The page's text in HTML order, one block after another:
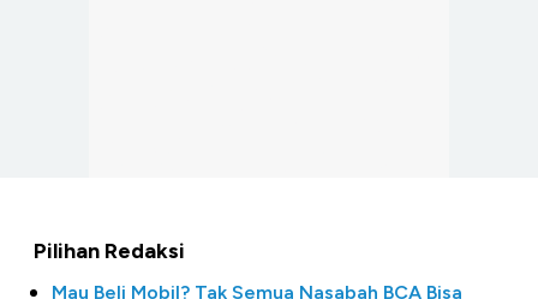
Pilihan Redaksi
Mau Beli Mobil? Tak Semua Nasabah BCA Bisa